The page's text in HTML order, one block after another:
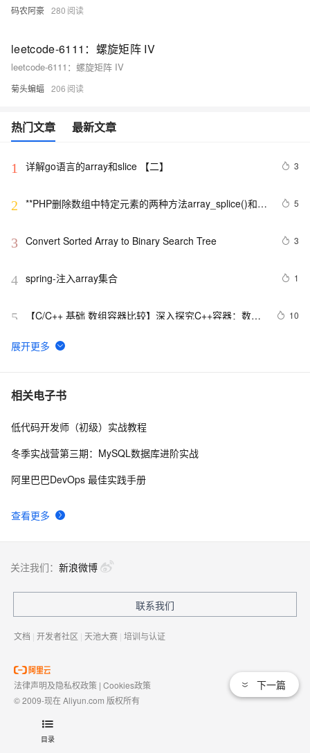
目录
码农阿豪 280
leetcode-6111：螺旋矩阵 IV
leetcode-6111：螺旋矩阵 IV
菊头蝙蝠 206
热门文章 最新文章
1 详解go语言的array和slice 【二】 3
2 **PHP删除数组中特定元素的两种方法array_splice()和
5
3 Convert Sorted Array to Binary Search Tree 3
4 spring-注入array集合 1
5
【C/C++ 基础 数组容器比较】深入探究C++容器：数
10
6 Microsoft AJAX Library对 Array的扩展
7 磁盘阵列(Disk Array)原理
8 【PHP】Cannot use object of type stdClass as array
相关电子书
查看更多
低代码开发师（初级）实战教程
冬季实战营第三期：MySQL数据库进阶实战
阿里巴巴DevOps 最佳实践手册
下一篇
关注我们： 新浪微博
联系我们
文档 | 开发者社区 | 天池大赛 | 培训与认证
法律声明及隐私权政策 | Cookies政策
© 2009-现在 Aliyun.com 版权所有
域名注册服务机构许可：